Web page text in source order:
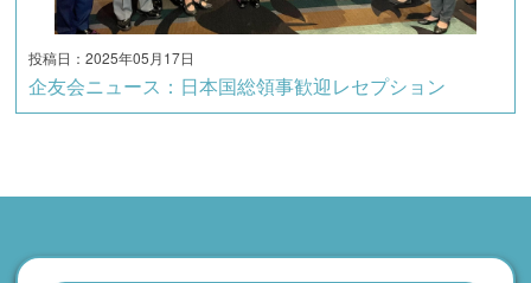
投稿日：2025年05月17日
企友会ニュース：日本国総領事歓迎レセプション